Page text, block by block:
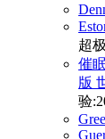
超
催
版
验